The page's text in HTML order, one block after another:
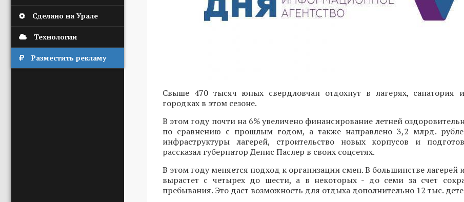
Сделано на Урале
Технологии
Разместить рекламу
Свыше 470 тысяч юных свердловчан отдохнут в лагерях, санатория
городках в этом сезоне.
В этом году почти на 6% увеличено финансирование летней
по сравнению с прошлым годом, а также направлено 3,2 млрд.
инфраструктуры лагерей, строительство новых корпусов и
рассказал губернатор Денис Паслер в своих соцсетях.
В этом году меняется подход к организации смен. В большинстве лагерей
вырастет с четырех до шести, а в некоторых - до семи за счет
пребывания. Это даст возможность для отдыха дополнительно 12 тыс.